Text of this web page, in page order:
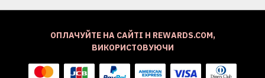
ОПЛАЧУЙТЕ НА САЙТІ H REWARDS.COM,
ВИКОРИСТОВУЮЧИ